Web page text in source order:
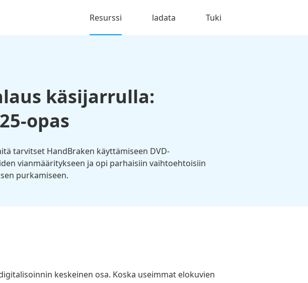
Resurssi ladata Tuki
käsijarrulla:
opas
tarvitset HandBraken käyttämiseen DVD-
vianmääritykseen ja opi parhaisiin vaihtoehtoisiin
purkamiseen.
keskeinen osa. Koska useimmat elokuvien